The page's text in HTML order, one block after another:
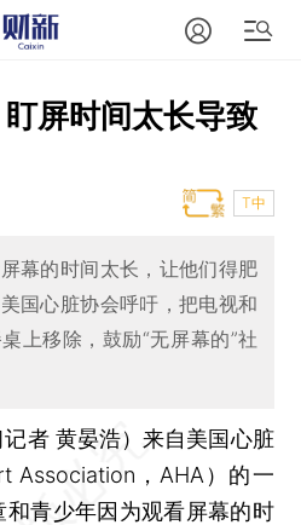
屏时间太长导致
T中
幕的时间太长，让他们得肥
国心脏协会呼吁，把电视和
上移除，鼓励“无屏幕的”社
记者 黄晏浩）来自美国心脏
Association，AHA）的一
青少年因为观看屏幕的时